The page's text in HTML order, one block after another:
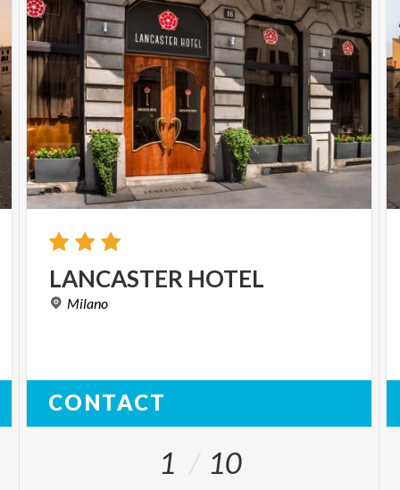
LANCASTER HOTEL
Milano
CONTACT
1 10